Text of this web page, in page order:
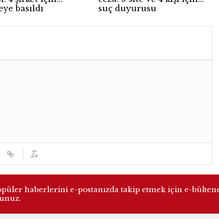
basıldı
suç duyurusu
haberlerini e-postanızda takip etmek için e-